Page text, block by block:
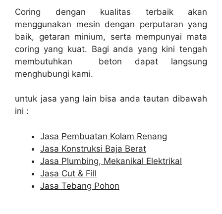
Coring dengan kualitas terbaik akan
menggunakan mesin dengan perputaran yang
baik, getaran minium, serta mempunyai mata
coring yang kuat. Bagi anda yang kini tengah
membutuhkan beton dapat langsung
menghubungi kami.
untuk jasa yang lain bisa anda tautan dibawah
ini :
Jasa Pembuatan Kolam Renang
Jasa Konstruksi Baja Berat
Jasa Plumbing, Mekanikal Elektrikal
Jasa Cut & Fill
Jasa Tebang Pohon